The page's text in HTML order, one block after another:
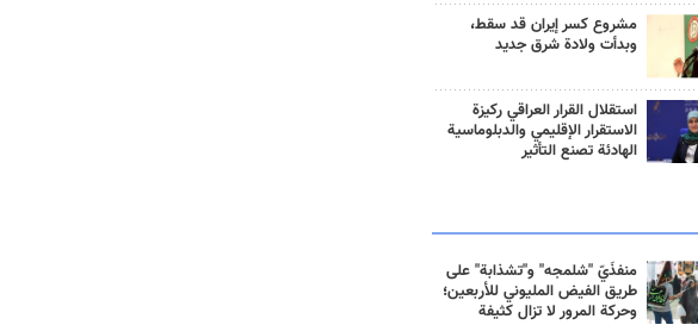
مشروع كسر إيران قد سقط،
وبدأت ولادة شرق جديد
استقلال القرار العراقي ركيزة
الاستقرار الإقليمي والدبلوماسية
الهادئة تصنع التأثير
منفذَيّ "شلمجه" و"تشذابة" على
طريق الفيض المليوني للأربعين؛
وحركة المرور لا تزال كثيفة